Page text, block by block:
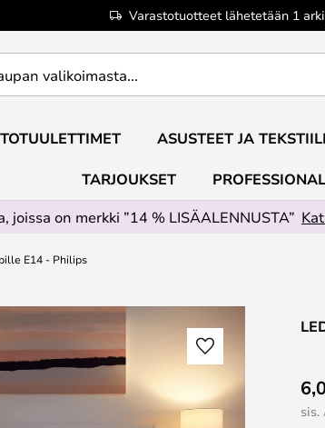
Varastotuotteet lähetetään 1
ASUSTEET JA
TARJOUKSET
PROFESSIONAL
joissa on merkki ”14 % LISÄALENNUSTA”
E14 - Philips
sis.